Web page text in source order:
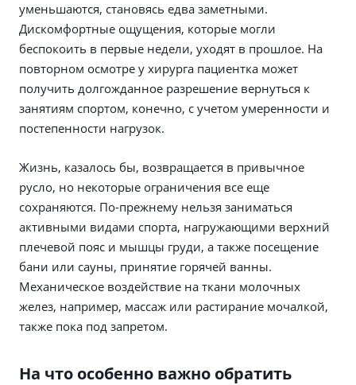
уменьшаются, становясь едва заметными.
Дискомфортные ощущения, которые могли
беспокоить в первые недели, уходят в прошлое. На
повторном осмотре у хирурга пациентка может
получить долгожданное разрешение вернуться к
занятиям спортом, конечно, с учетом умеренности и
постепенности нагрузок.
Жизнь, казалось бы, возвращается в привычное
русло, но некоторые ограничения все еще
сохраняются. По-прежнему нельзя заниматься
активными видами спорта, нагружающими верхний
плечевой пояс и мышцы груди, а также посещение
бани или сауны, принятие горячей ванны.
Механическое воздействие на ткани молочных
желез, например, массаж или растирание мочалкой,
также пока под запретом.
На что особенно важно обратить